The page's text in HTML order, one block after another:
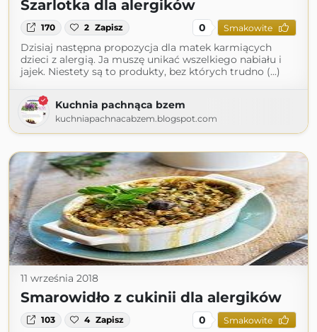
Szarlotka dla alergików
170 2 Zapisz 0 Smakowite
Dzisiaj następna propozycja dla matek karmiących
dzieci z alergią. Ja muszę unikać wszelkiego nabiału i
jajek. Niestety są to produkty, bez których trudno (...)
Kuchnia pachnąca bzem
kuchniapachnacabzem.blogspot.com
11 września 2018
Smarowidło z cukinii dla alergików
103 4 Zapisz 0 Smakowite